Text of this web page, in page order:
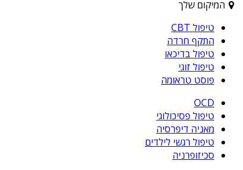
המיקום שלך
טיפול CBT
התקף חרדה
טיפול בדיכאו
טיפול זוגי
פוסט טראומה
OCD
טיפול פסיכולוגי
מאניה דיפרסיה
טיפול רגשי לילדים
סכיזופרניה